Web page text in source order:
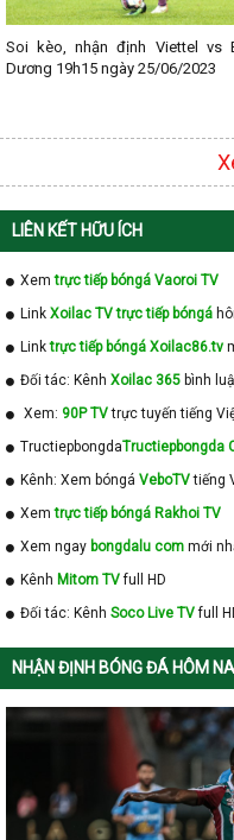
Soi kèo, nhận định Viettel vs
Dương 19h15 ngày 25/06/2023
LIÊN KẾT HỮU ÍCH
Xemtrực tiếp bóngá Vaoroi TV
Link Xoilac TV trực tiếp bóngá
Linktrực tiếp bóngá Xoilac86.tv
Đối tác: Kênh Xoilac 365 bình
Xem: 90P TVtrực tuyến tiếng
TructiepbongdaTructiepbongda
Kênh: Xem bóngá VeboTVtiếng
Xemtrực tiếp bóngá Rakhoi TV
Xem ngay bongdalu com mới
Kênh Mitom TVfull HD
Đối tác: Kênh Soco Live TVfull
NHẬN ĐỊNH BÓNG ĐÁ HÔM